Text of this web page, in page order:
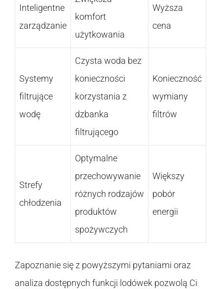
Inteligentne
zarządzanie
komfort
użytkowania
Wyższa
cena
Systemy
filtrujące
wodę
Czysta woda bez
konieczności
korzystania z
dzbanka
filtrującego
Konieczność
wymiany
filtrów
Strefy
chłodzenia
Optymalne
przechowywanie
różnych rodzajów
produktów
spożywczych
Większy
pobór
energii
Zapoznanie się z powyższymi pytaniami oraz
analiza dostępnych funkcji lodówek pozwolą Ci